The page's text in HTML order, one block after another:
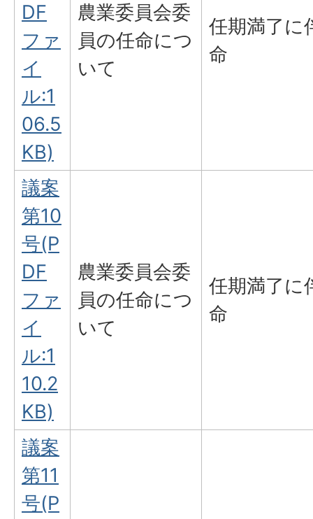
DF
ファ
イ
ル:1
06.5
KB)
農業委員会委
員の任命につ
いて
任期満了に
命
議案
第10
号(P
DF
ファ
イ
ル:1
10.2
KB)
農業委員会委
員の任命につ
いて
任期満了に
命
議案
第11
号(P